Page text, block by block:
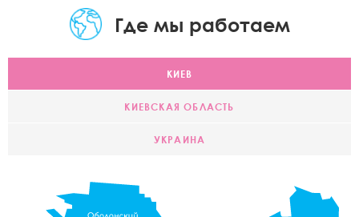
Где мы работаем
КИЕВ
КИЕВСКАЯ ОБЛАСТЬ
УКРАИНА